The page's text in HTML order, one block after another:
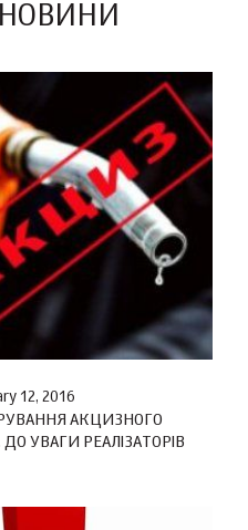
НОВИНИ
12, 2016
АКЦИЗНОГО
УВАГИ РЕАЛІЗАТОРІВ